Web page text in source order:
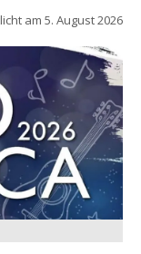
am 5. August 2026